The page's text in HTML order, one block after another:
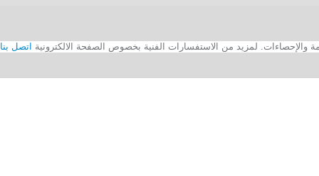
اتصل بنا